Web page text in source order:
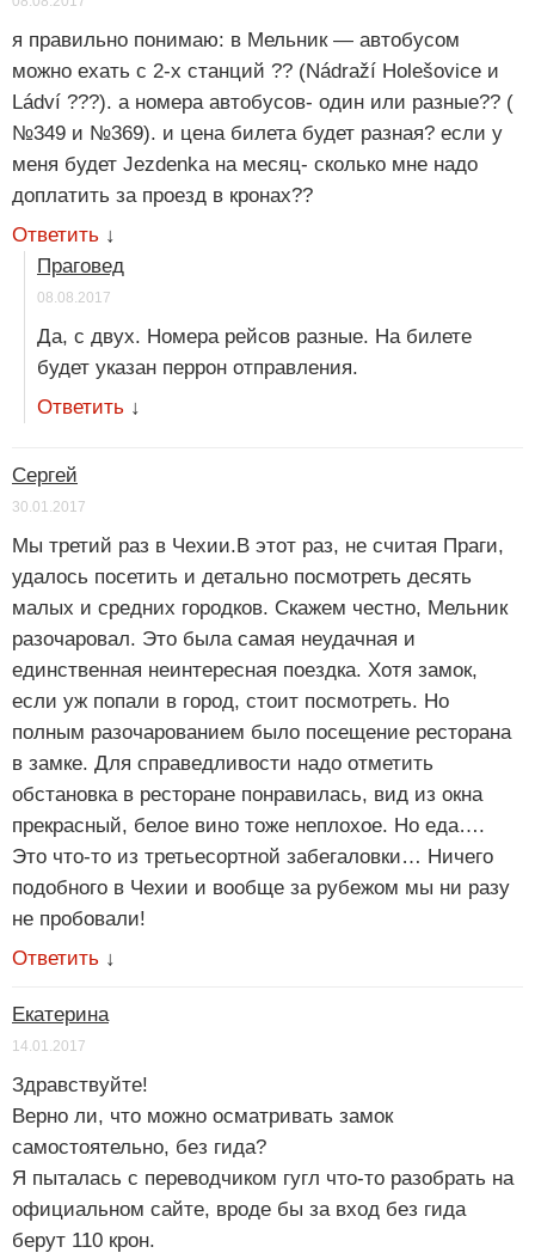
я правильно понимаю: в Мельник — автобусом
можно ехать с 2-х станций ?? (Nádraží Holešovice и
Ládví ???). а номера автобусов- один или разные?? (
№349 и №369). и цена билета будет разная? если у
меня будет Jezdenka на месяц- сколько мне надо
доплатить за проезд в кронах??
Ответить ↓
Праговед
08.08.2017
Да, с двух. Номера рейсов разные. На билете
будет указан перрон отправления.
Ответить ↓
Сергей
30.01.2017
Мы третий раз в Чехии.В этот раз, не считая Праги,
удалось посетить и детально посмотреть десять
малых и средних городков. Скажем честно, Мельник
разочаровал. Это была самая неудачная и
единственная неинтересная поездка. Хотя замок,
если уж попали в город, стоит посмотреть. Но
полным разочарованием было посещение ресторана
в замке. Для справедливости надо отметить
обстановка в ресторане понравилась, вид из окна
прекрасный, белое вино тоже неплохое. Но еда….
Это что-то из третьесортной забегаловки… Ничего
подобного в Чехии и вообще за рубежом мы ни разу
не пробовали!
Ответить ↓
Екатерина
14.01.2017
Здравствуйте!
Верно ли, что можно осматривать замок
самостоятельно, без гида?
Я пыталась с переводчиком гугл что-то разобрать на
официальном сайте, вроде бы за вход без гида
берут 110 крон.